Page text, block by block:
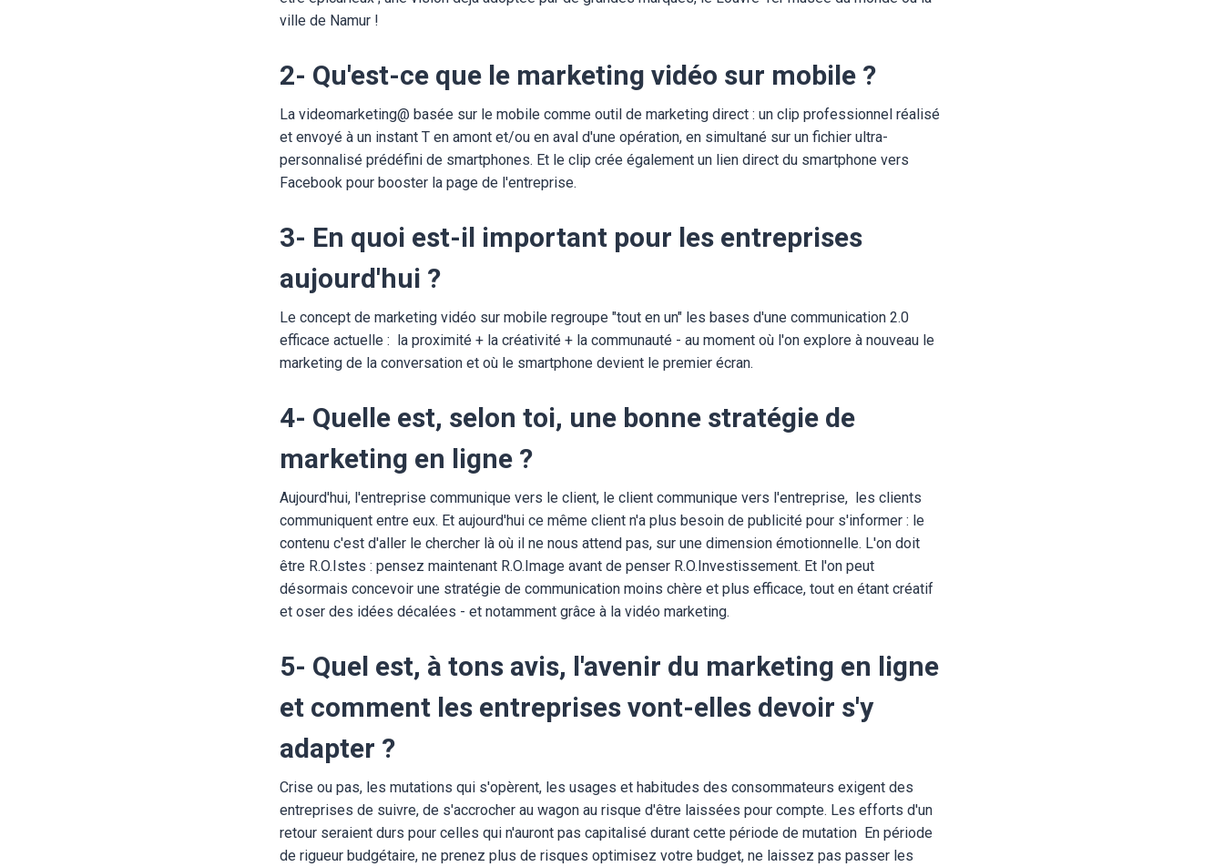
ville de Namur !
2- Qu'est-ce que le marketing vidéo sur mobile ?
La videomarketing@ basée sur le mobile comme outil de marketing direct : un clip professionnel réalisé
et envoyé à un instant T en amont et/ou en aval d'une opération, en simultané sur un fichier ultra-
personnalisé prédéfini de smartphones. Et le clip crée également un lien direct du smartphone vers
Facebook pour booster la page de l'entreprise.
3- En quoi est-il important pour les entreprises
aujourd'hui ?
Le concept de marketing vidéo sur mobile regroupe "tout en un" les bases d'une communication 2.0
efficace actuelle : la proximité + la créativité + la communauté - au moment où l'on explore à nouveau le
marketing de la conversation et où le smartphone devient le premier écran.
4- Quelle est, selon toi, une bonne stratégie de
marketing en ligne ?
Aujourd'hui, l'entreprise communique vers le client, le client communique vers l'entreprise, les clients
communiquent entre eux. Et aujourd'hui ce même client n'a plus besoin de publicité pour s'informer : le
contenu c'est d'aller le chercher là où il ne nous attend pas, sur une dimension émotionnelle. L'on doit
être R.O.Istes : pensez maintenant R.O.Image avant de penser R.O.Investissement. Et l'on peut
désormais concevoir une stratégie de communication moins chère et plus efficace, tout en étant créatif
et oser des idées décalées - et notamment grâce à la vidéo marketing.
5- Quel est, à tons avis, l'avenir du marketing en ligne
et comment les entreprises vont-elles devoir s'y
adapter ?
Crise ou pas, les mutations qui s'opèrent, les usages et habitudes des consommateurs exigent des
entreprises de suivre, de s'accrocher au wagon au risque d'être laissées pour compte. Les efforts d'un
retour seraient durs pour celles qui n'auront pas capitalisé durant cette période de mutation En période
de rigueur budgétaire, ne prenez plus de risques optimisez votre budget, ne laissez pas passer les